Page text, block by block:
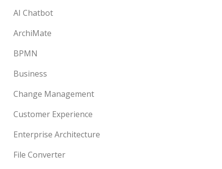
AI Chatbot
ArchiMate
BPMN
Business
Change Management
Customer Experience
Enterprise Architecture
File Converter